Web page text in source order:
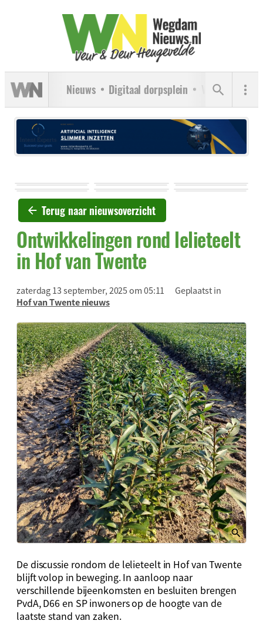
Nieuws Digitaal dorpsplein Verenigingen
Terug naar nieuwsoverzicht
Ontwikkelingen rond lelieteelt
in Hof van Twente
zaterdag 13 september, 2025 om 05:11
Geplaatst in
Hof van Twente nieuws
De discussie rondom de lelieteelt in Hof van Twente
blijft volop in beweging. In aanloop naar
verschillende bijeenkomsten en besluiten brengen
PvdA, D66 en SP inwoners op de hoogte van de
laatste stand van zaken.